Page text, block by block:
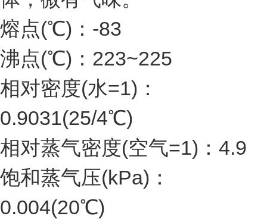
熔点(℃)：-83
沸点(℃)：223~225
相对密度(水=1)：
0.9031(25/4℃)
相对蒸气密度(空气=1)：4.9
饱和蒸气压(kPa)：
0.004(20℃)